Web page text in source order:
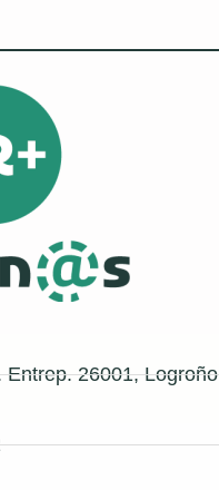
Entrep. 26001, Logroño